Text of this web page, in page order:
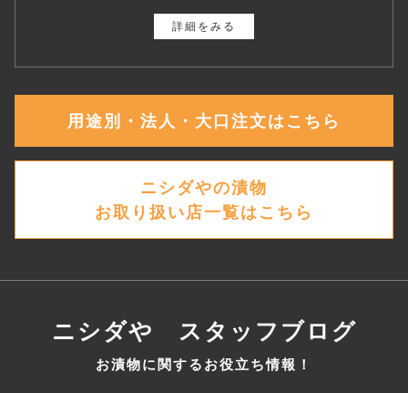
詳細をみる
用途別・法人・大口注文はこちら
ニシダやの漬物
お取り扱い店一覧はこちら
ニシダや スタッフブログ
お漬物に関するお役立ち情報！